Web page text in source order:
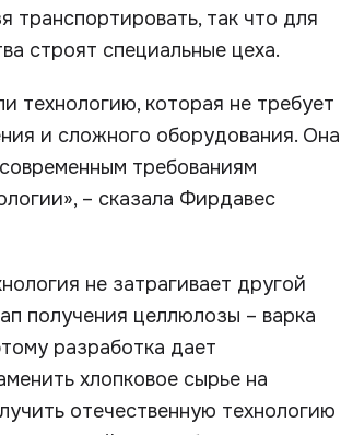
транспортировать, так что для
строят специальные цеха.
технологию, которая не требует
и сложного оборудования. Она
требованиям
– сказала Фирдавес
не затрагивает другой
получения целлюлозы – варка
разработка дает
хлопковое сырье на
отечественную технологию